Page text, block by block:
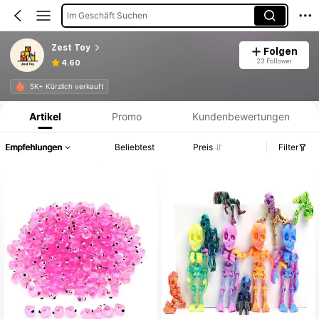
Im Geschäft Suchen
Zest Toy
4.60
Folgen
23 Follower
5K+ Kürzlich verkauft
Produktinformation: Preisangabe, Verkaufs- und Lagerbestandsdetails.
Artikel Promo Kundenbewertungen
Empfehlungen Beliebtest Preis Filter